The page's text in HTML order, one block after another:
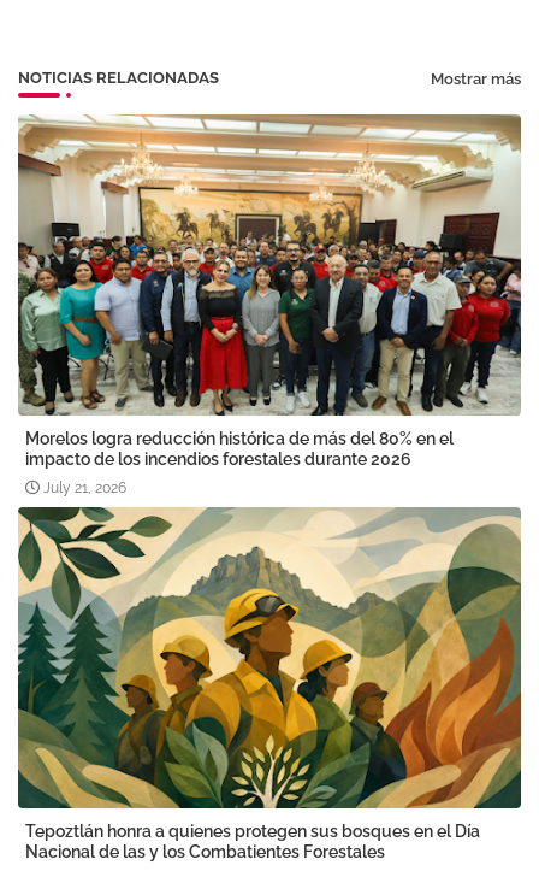
NOTICIAS RELACIONADAS Mostrar más
Morelos logra reducción histórica de más del 80% en el
impacto de los incendios forestales durante 2026
July 21, 2026
Tepoztlán honra a quienes protegen sus bosques en el Día
Nacional de las y los Combatientes Forestales